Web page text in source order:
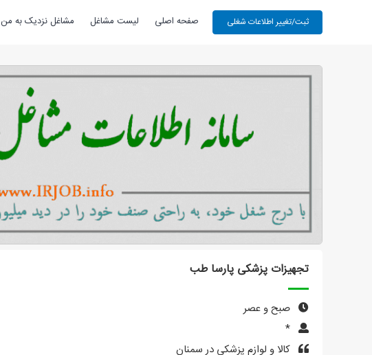
صفحه اصلی لیست مشاغل مشاغل نزدیک به من
تجهیزات پزشکی پارسا طب
صبح و عصر
*
کالا و لوازم پزشکی در سمنان